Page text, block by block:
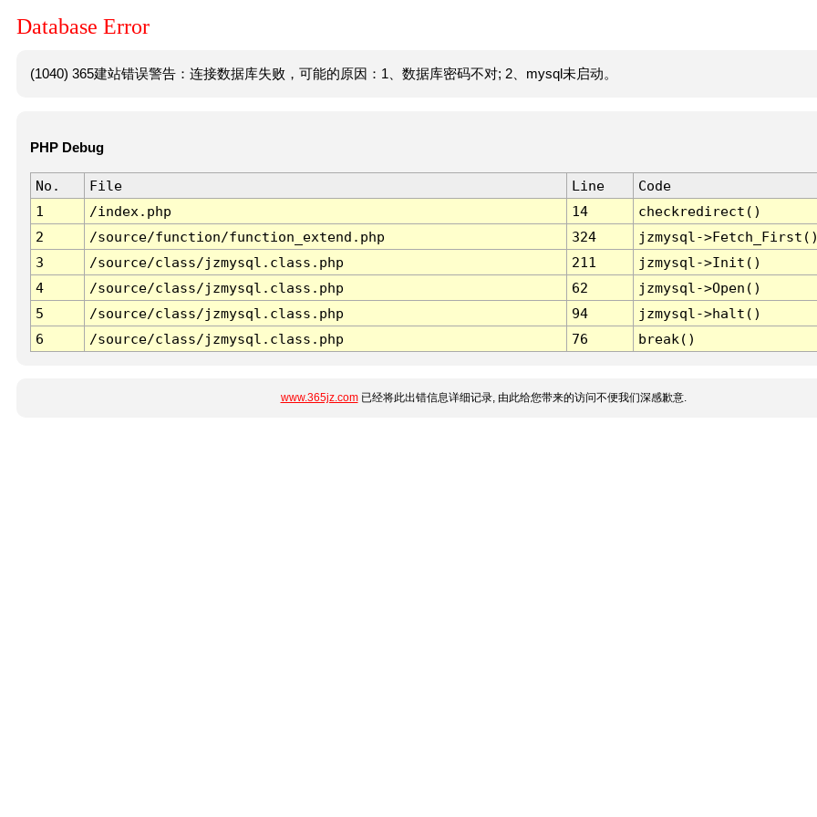
Database Error
(1040) 365建站错误警告：连接数据库失败，可能的原因：1、数据库密码不对; 2、mysql未启动。
PHP Debug
No. File Line
Code
1
/index.php 14
checkredirect()
2
/source/function/function_extend.php 324
jzmysql-
3
/source/class/jzmysql.class.php 211
jzmysql->Init()
4
/source/class/jzmysql.class.php 62
jzmysql->Open()
5
/source/class/jzmysql.class.php 94
jzmysql->halt()
6
/source/class/jzmysql.class.php 76 break()
www.365jz.com已经将此出错信息详细记录, 由此给您带来的访问不便我们深感歉意.